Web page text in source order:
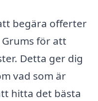
begära offerter
för att
Detta ger dig
vad som är
hitta det bästa